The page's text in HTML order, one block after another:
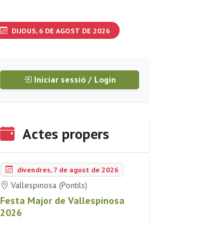
DIJOUS, 6 DE AGOST DE 2026
Iniciar sessió / Login
Actes propers
divendres, 7 de agost de 2026
Vallespinosa (Pontils)
Festa Major de Vallespinosa
2026